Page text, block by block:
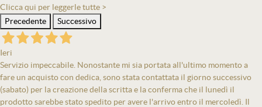
Clicca qui per leggerle tutte >
Precedente
Successivo
Ieri
Servizio impeccabile. Nonostante mi sia portata all'ultimo momento a
fare un acquisto con dedica, sono stata contattata il giorno successivo
(sabato) per la creazione della scritta e la conferma che il lunedì il
prodotto sarebbe stato spedito per avere l'arrivo entro il mercoledì. Il